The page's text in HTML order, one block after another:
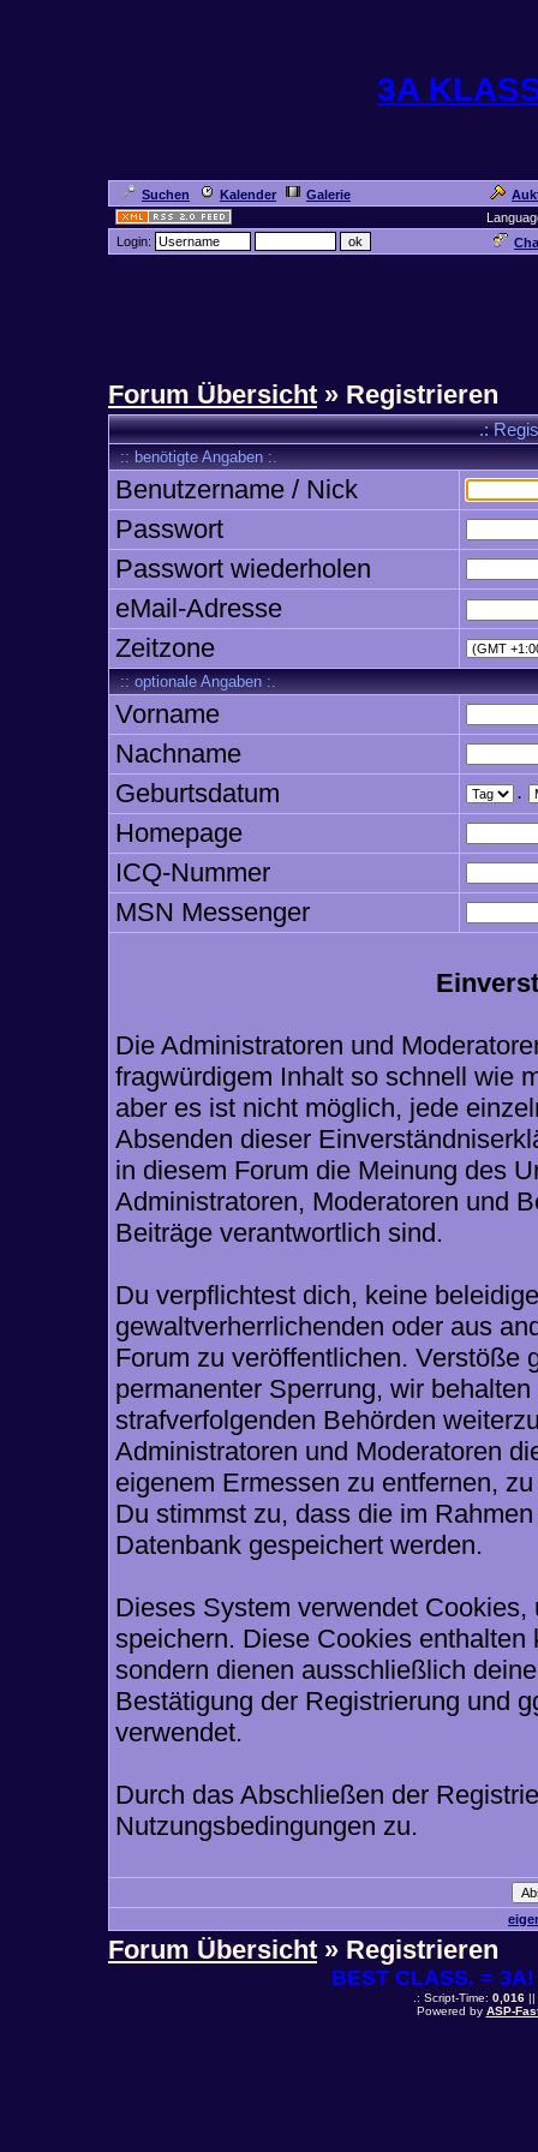
3A
Suchen Kalender Galerie
Login:
Forum Übersicht » Registrieren
.:
:: benötigte Angaben :.
Benutzername / Nick
Passwort
Passwort wiederholen
eMail-Adresse
Zeitzone
:: optionale Angaben :.
Vorname
Nachname
Geburtsdatum
.
Homepage
ICQ-Nummer
MSN Messenger
Die Administratoren und
fragwürdigem Inhalt so schnell wie
aber es ist nicht möglich, jede
Absenden dieser
in diesem Forum die Meinung des
Administratoren, Moderatoren und
Beiträge verantwortlich sind.
Du verpflichtest dich, keine
gewaltverherrlichenden oder aus
Forum zu veröffentlichen. Verstöße
permanenter Sperrung, wir
strafverfolgenden Behörden
Administratoren und Moderatoren
eigenem Ermessen zu entfernen,
Du stimmst zu, dass die im
Datenbank gespeichert werden.
Dieses System verwendet
speichern. Diese Cookies
sondern dienen ausschließlich
Bestätigung der Registrierung und
verwendet.
Durch das Abschließen der
Nutzungsbedingungen zu.
Forum Übersicht » Registrieren
BEST CLASS. =
.: Script-Time: 0,016||
Powered by ASP-